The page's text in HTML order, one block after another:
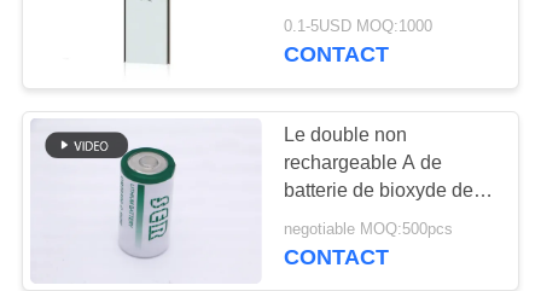
NOUS
NOUVELLES
DEMANDEZ
de bioxyde de
manganèse de lithium
0.1-5USD MOQ:1000
CONTACT
Le double non
rechargeable A de
batterie de bioxyde de
manganèse de lithium
d'aa classent CR14505
negotiable MOQ:500pcs
CONTACT